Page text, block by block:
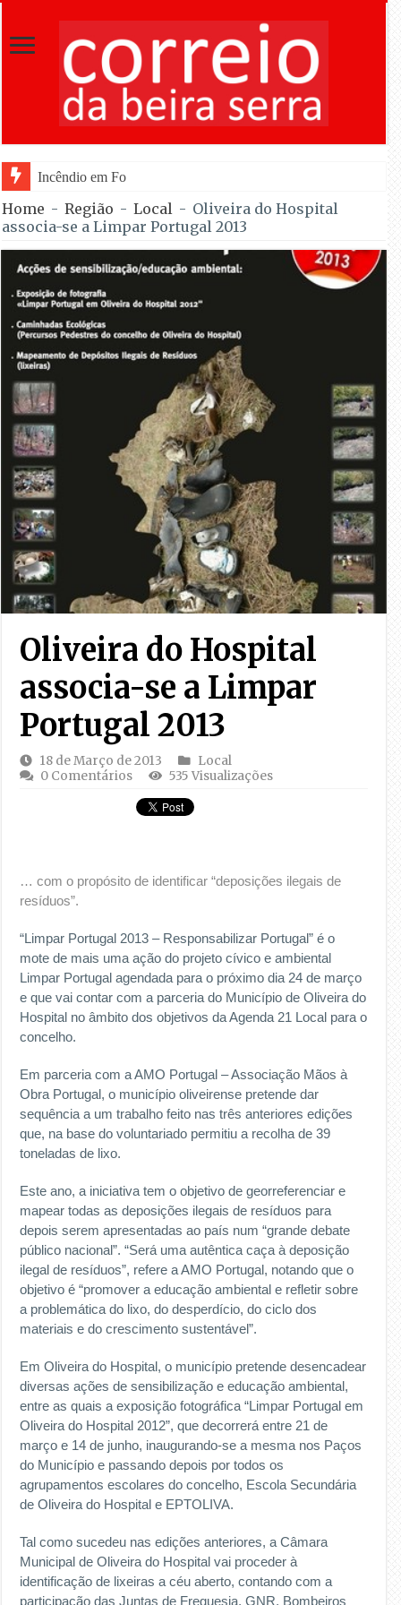
Incêndio em Fornos de Algodres reacende após t
Home - Região - Local - Oliveira do Hospital
associa-se a Limpar Portugal 2013
Oliveira do Hospital
associa-se a Limpar
Portugal 2013
18 de Março de 2013
Local
0 Comentários
535 Visualizações
… com o propósito de identificar “deposições ilegais de
resíduos”.
“Limpar Portugal 2013 – Responsabilizar Portugal” é o
mote de mais uma ação do projeto cívico e ambiental
Limpar Portugal agendada para o próximo dia 24 de março
e que vai contar com a parceria do Município de Oliveira do
Hospital no âmbito dos objetivos da Agenda 21 Local para o
concelho.
Em parceria com a AMO Portugal – Associação Mãos à
Obra Portugal, o município oliveirense pretende dar
sequência a um trabalho feito nas três anteriores edições
que, na base do voluntariado permitiu a recolha de 39
toneladas de lixo.
Este ano, a iniciativa tem o objetivo de georreferenciar e
mapear todas as deposições ilegais de resíduos para
depois serem apresentadas ao país num “grande debate
público nacional”. “Será uma autêntica caça à deposição
ilegal de resíduos”, refere a AMO Portugal, notando que o
objetivo é “promover a educação ambiental e refletir sobre
a problemática do lixo, do desperdício, do ciclo dos
materiais e do crescimento sustentável”.
Em Oliveira do Hospital, o município pretende desencadear
diversas ações de sensibilização e educação ambiental,
entre as quais a exposição fotográfica “Limpar Portugal em
Oliveira do Hospital 2012”, que decorrerá entre 21 de
março e 14 de junho, inaugurando-se a mesma nos Paços
do Município e passando depois por todos os
agrupamentos escolares do concelho, Escola Secundária
de Oliveira do Hospital e EPTOLIVA.
Tal como sucedeu nas edições anteriores, a Câmara
Municipal de Oliveira do Hospital vai proceder à
identificação de lixeiras a céu aberto, contando com a
participação das Juntas de Freguesia, GNR, Bombeiros